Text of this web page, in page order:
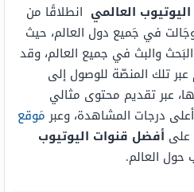
العالمي انطلاقًا من
وجَالت في جَميع دول العالم، حيث
والبث في جميع العالم، وقد
تلك المنصّة للوصول إلى
عبر تقديم محتوى مثالي
درجات المشاهدة، وعبرمَوقع
على أفضل قنوات اليوتيوب
حول العالم.